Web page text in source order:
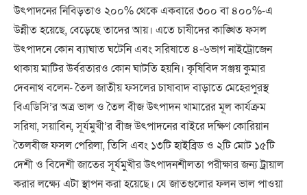
উৎপাদনের নিবিড়তাও ২০০% থেকে একবারে ৩০০ বা ৪০০%-এ
উন্নীত হয়েছে, বেড়েছে তাদের আয়। এতে চাষীদের কাঙ্খিত ফসল
উৎপাদনে কোন ব্যাঘাত ঘটেনি এবং সরিষাতে ৪-৬ভাগ নাইট্রোজেন
থাকায় মাটির উর্বরতারও কোন ঘাটতি হয়নি। কৃষিবিদ সঞ্জয় কুমার
দেবনাথ বলেন- তৈল জাতীয় ফসলের চাষাবাদ বাড়াতে মেহেরপুরস্থ
বিএডিসি’র অত্র ভাল ও তৈল বীজ উৎপাদন খামারের মূল কার্যক্রম
সরিষা, সয়াবিন, সূর্যমুখী’র বীজ উৎপাদনের বাইরে দক্ষিণ কোরিয়ান
তৈলবীজ ফসল পেরিলা, তিসি এবং ১৩টি হাইব্রিড ও ২টি মোট ১৫টি
দেশী ও বিদেশী জাতের সূর্যমুখীর উৎপাদনশীলতা পরীক্ষার জন্য ট্রায়াল
করার লক্ষ্যে এটা স্থাপন করা হয়েছে। যে জাতগুলোর ফলন ভাল পাওয়া